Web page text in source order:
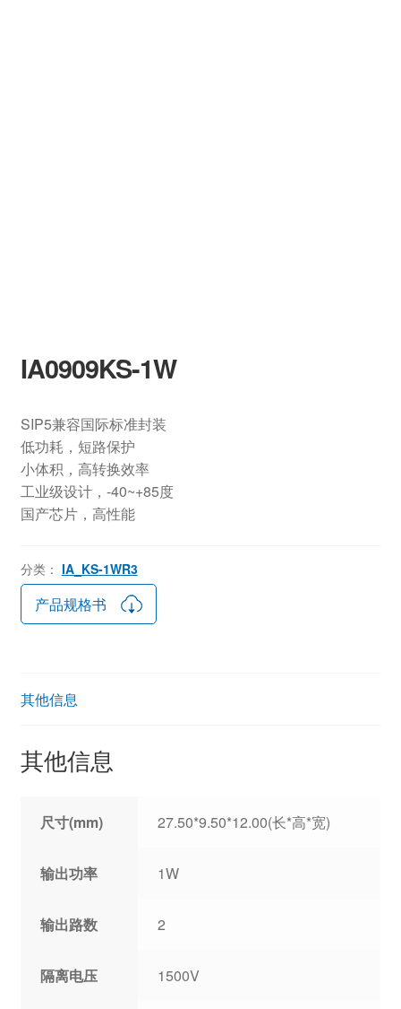
IA0909KS-1W
SIP5兼容国际标准封装
低功耗，短路保护
小体积，高转换效率
工业级设计，-40~+85度
国产芯片，高性能
分类： IA_KS-1WR3
产品规格书
其他信息
其他信息
尺寸(mm) 27.50*9.50*12.00(长*高*宽)
输出功率 1W
输出路数 2
隔离电压 1500V